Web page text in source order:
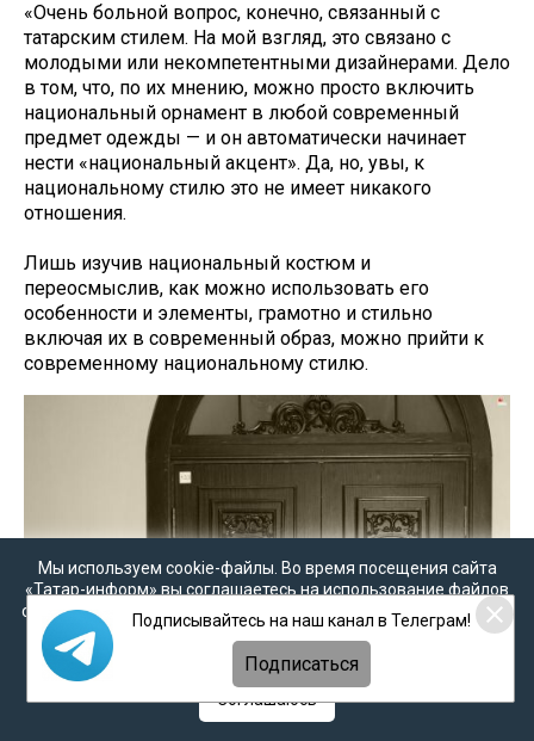
«Очень больной вопрос, конечно, связанный с
татарским стилем. На мой взгляд, это связано с
молодыми или некомпетентными дизайнерами. Дело
в том, что, по их мнению, можно просто включить
национальный орнамент в любой современный
предмет одежды — и он автоматически начинает
нести «национальный акцент». Да, но, увы, к
национальному стилю это не имеет никакого
отношения.
Лишь изучив национальный костюм и
переосмыслив, как можно использовать его
особенности и элементы, грамотно и стильно
включая их в современный образ, можно прийти к
современному национальному стилю.
Мы используем cookie-файлы. Во время посещения сайта
«Татар-информ» вы соглашаетесь на использование файлов
cookie в соответствии с настоящим уведомлением, согласием
наобработку персональных данных,Политикой о
персональных данных
Политикой конфиденциальности
Соглашаюсь
Подписывайтесь на наш канал в Телеграм!
Подписаться